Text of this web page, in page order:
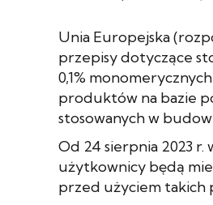
Unia Europejska
przepisy dotyczące
0,1%
produktów na bazie
stosowanych w
Od 24 sierpnia 2023 r.
użytkownicy będą
przed użyciem takich